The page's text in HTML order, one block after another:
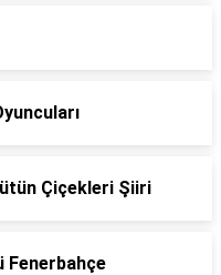
Çiçekleri Şiiri
Fenerbahçe